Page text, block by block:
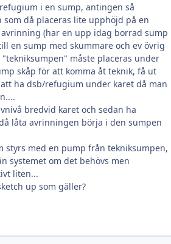
i en sump, antingen så
då placeras lite upphöjd på en
(har en upp idag borrad sump
en sump med skummare och ev övrig
måste placeras under
skåp för att komma åt teknik, få ut
ha dsb/refugium under karet då man
bredvid karet och sedan ha
låta avrinningen börja i den sumpen
med en pump från tekniksumpen,
systemet om det behövs men
liten...
up som gäller?